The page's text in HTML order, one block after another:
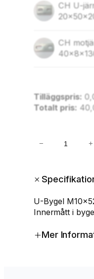
CH U-
CH
Tilläggspris:
Totalt pris:
g
l
M
0
− +
+
U-Bygel
Innermått i
+Mer